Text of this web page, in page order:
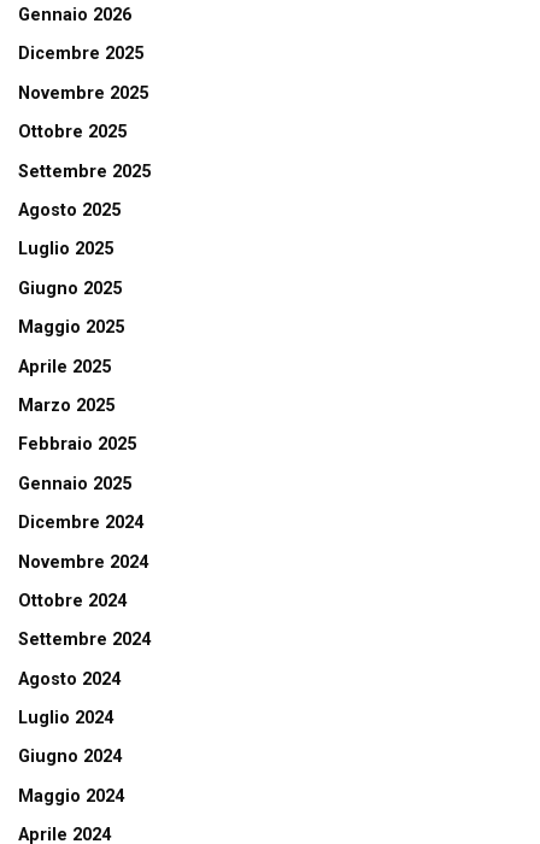
Gennaio 2026
Dicembre 2025
Novembre 2025
Ottobre 2025
Settembre 2025
Agosto 2025
Luglio 2025
Giugno 2025
Maggio 2025
Aprile 2025
Marzo 2025
Febbraio 2025
Gennaio 2025
Dicembre 2024
Novembre 2024
Ottobre 2024
Settembre 2024
Agosto 2024
Luglio 2024
Giugno 2024
Maggio 2024
Aprile 2024